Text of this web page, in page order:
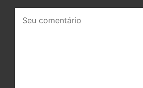
comentário: